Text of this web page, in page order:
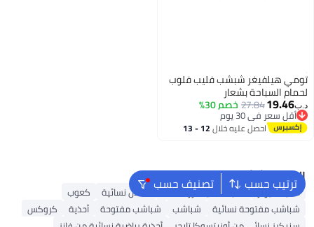
تومي هيلفيغر شبشب فليب فلوب
لحمام السباحة بشعار
د.ب‏19.46
27.84خصم 30%
أقل سعر في 30 يوم
أقل سعر في 30 يوماحصل عليه خلال 12 - 13
ترتيب حسب تصنيف حسب البحث الشائع
أحذية ميولز أحذية سكيتشرز للنساء صنادل نسائية
كعوب
شباشب مفتوحة نسائية
شباشب شباشب مفتوحة أحذية
كروكس